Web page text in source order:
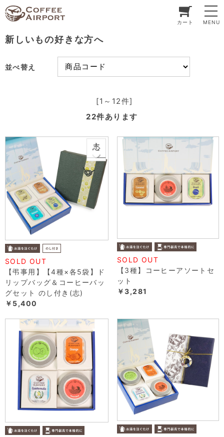
カート MENU
新しいもの好きな方へ
並べ替え
[1～12件]
22件あります
SOLD OUT
【弔事用】【4種×各5袋】ド
リップバッグ＆コーヒーバッ
グセット のし付き(志)
￥5,400
SOLD OUT
【3種】コーヒーアソートセ
ット
￥3,281